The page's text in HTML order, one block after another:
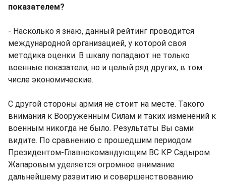
показателем?
- Насколько я знаю, данный рейтинг проводится
международной организацией, у которой своя
методика оценки. В шкалу попадают не только
военные показатели, но и целый ряд других, в том
числе экономические.
С другой стороны армия не стоит на месте. Такого
внимания к Вооруженным Силам и таких изменений к
военным никогда не было. Результаты Вы сами
видите. По сравнению с прошедшим периодом
Президентом-Главнокомандующим ВС КР Садыром
Жапаровым уделяется огромное внимание
дальнейшему развитию и совершенствованию